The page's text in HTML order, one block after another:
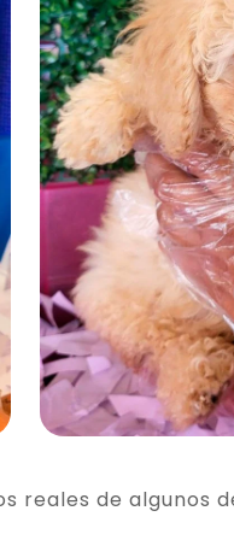
reales de algunos